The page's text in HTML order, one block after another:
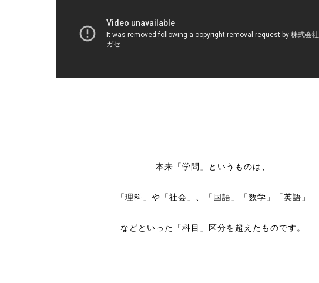
本来「学問」というものは、
「理科」や「社会」、「国語」「数学」「英語」
などといった「科目」区分を超えたものです。